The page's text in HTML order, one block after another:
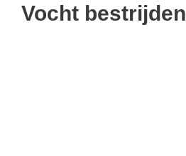
Vocht bestrijden